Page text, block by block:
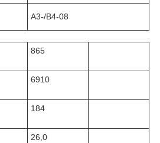
A3-/B4-08
865
6910
184
26,0